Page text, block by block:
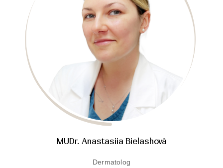
MUDr. Anastasiia Bielashová
Dermatolog